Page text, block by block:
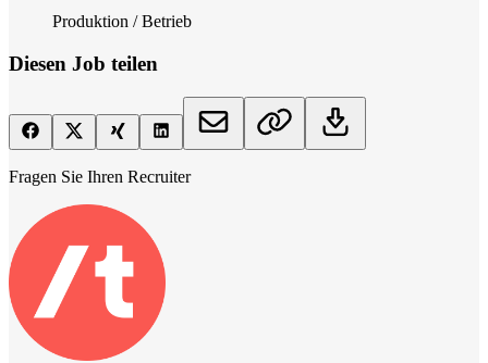
Produktion / Betrieb
Diesen Job teilen
Fragen Sie Ihren Recruiter